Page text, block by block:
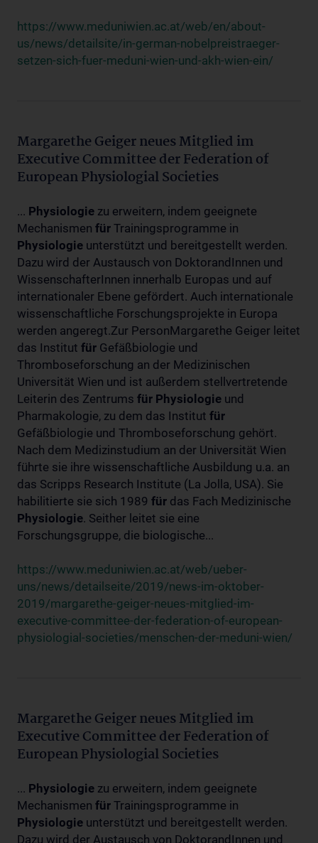
https://www.meduniwien.ac.at/web/en/about-
us/news/detailsite/in-german-nobelpreistraeger-
setzen-sich-fuer-meduni-wien-und-akh-wien-ein/
Margarethe Geiger neues Mitglied im
Executive Committee der Federation of
European Physiologial Societies
... Physiologie zu erweitern, indem geeignete
Mechanismen für Trainingsprogramme in
Physiologie unterstützt und bereitgestellt werden.
Dazu wird der Austausch von DoktorandInnen und
WissenschafterInnen innerhalb Europas und auf
internationaler Ebene gefördert. Auch internationale
wissenschaftliche Forschungsprojekte in Europa
werden angeregt.Zur PersonMargarethe Geiger leitet
das Institut für Gefäßbiologie und
Thromboseforschung an der Medizinischen
Universität Wien und ist außerdem stellvertretende
Leiterin des Zentrums für Physiologie und
Pharmakologie, zu dem das Institut für
Gefäßbiologie und Thromboseforschung gehört.
Nach dem Medizinstudium an der Universität Wien
führte sie ihre wissenschaftliche Ausbildung u.a. an
das Scripps Research Institute (La Jolla, USA). Sie
habilitierte sie sich 1989 für das Fach Medizinische
Physiologie. Seither leitet sie eine
Forschungsgruppe, die biologische...
https://www.meduniwien.ac.at/web/ueber-
uns/news/detailseite/2019/news-im-oktober-
2019/margarethe-geiger-neues-mitglied-im-
executive-committee-der-federation-of-european-
physiologial-societies/menschen-der-meduni-wien/
Margarethe Geiger neues Mitglied im
Executive Committee der Federation of
European Physiologial Societies
... Physiologie zu erweitern, indem geeignete
Mechanismen für Trainingsprogramme in
Physiologie unterstützt und bereitgestellt werden.
Dazu wird der Austausch von DoktorandInnen und